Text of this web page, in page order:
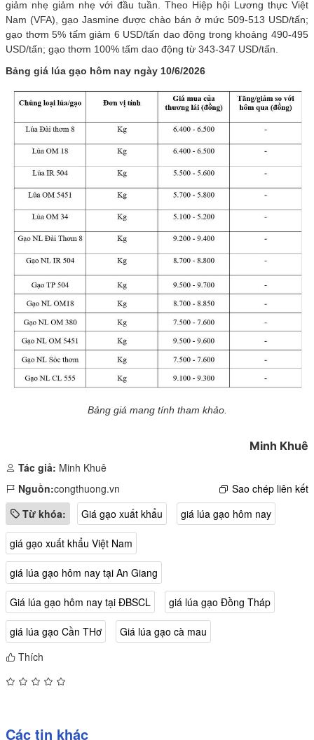
giảm nhẹ giảm nhẹ với đầu tuần. Theo Hiệp hội Lương thực Việt
Nam (VFA), gạo Jasmine được chào bán ở mức 509-513 USD/tấn;
gạo thơm 5% tấm giảm 6 USD/tấn dao động trong khoảng 490-495
USD/tấn; gạo thơm 100% tấm dao động từ 343-347 USD/tấn.
Bảng giá lúa gạo hôm nay ngày 10/6/2026
Bảng giá mang tính tham khảo.
Minh Khuê
Tác giả: Minh Khuê
Nguồn:congthuong.vn
Sao chép liên kết
Từ khóa:
Giá gạo xuất khẩu giá lúa gạo hôm nay
giá gạo xuất khẩu Việt Nam
giá lúa gạo hôm nay tại An Giang
Giá lúa gạo hôm nay tại ĐBSCL giá lúa gạo Đồng Tháp
​​​​​​​giá lúa gạo Cần THơ
Giá lúa gạo cà mau
Thích
Các tin khác